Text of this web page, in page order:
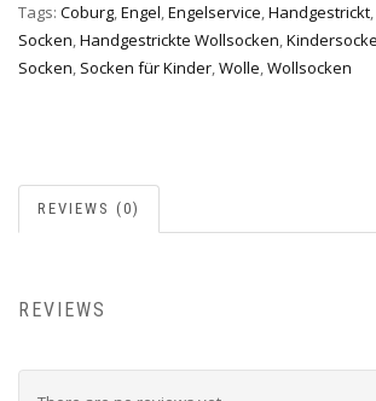
Tags: Coburg,Engel,Engelservice,Handgestrickt,
Socken,Handgestrickte Wollsocken,
Socken, Socken für Kinder,Wolle,Wollsocken
REVIEWS (0)
REVIEWS